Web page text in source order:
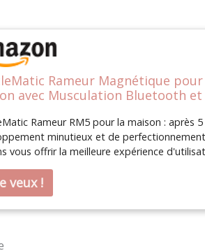
Rameur Magnétique pour
avec Musculation Bluetooth et
Rameur RM5 pour la maison : après 5
minutieux et de
vous offrir la meilleure expérience
De la conception du produit aux tests
détail a été soigneusement travaillé pour
que vous bénéficiez d'une qualité et d'un
à chaque entraînement. Notre objectif
de réveiller le plaisir de bouger grâce à